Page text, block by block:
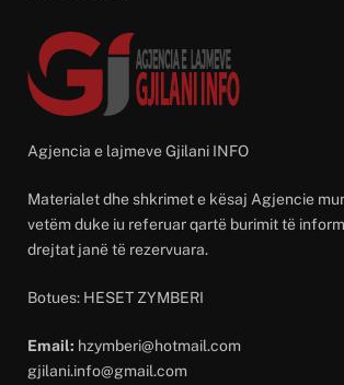
Agjencia e lajmeve Gjilani INFO
Materialet dhe shkrimet e kësaj Agjencie
vetëm duke iu referuar qartë burimit të
drejtat janë të rezervuara.
Botues: HESET ZYMBERI
Email: hzymberi@hotmail.com
gjilani.info@gmail.com